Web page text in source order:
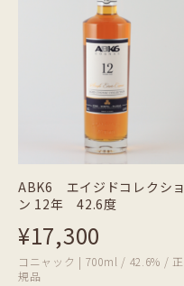
ABK6 エイジドコレクショ
ン 12年 42.6度
¥17,300
コニャック | 700ml / 42.6% / 正
規品